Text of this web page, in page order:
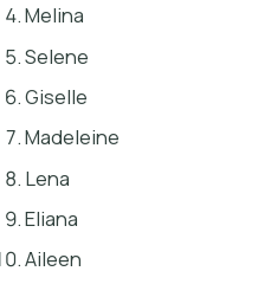
Melina
Selene
Giselle
Madeleine
Lena
Eliana
Aileen